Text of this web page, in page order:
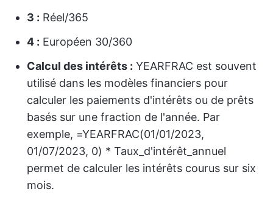
3 : Réel/365
4 : Européen 30/360
Calcul des intérêts : YEARFRAC est souvent
utilisé dans les modèles financiers pour
calculer les paiements d'intérêts ou de prêts
basés sur une fraction de l'année. Par
exemple, =YEARFRAC(01/01/2023,
01/07/2023, 0) * Taux_d'intérêt_annuel
permet de calculer les intérêts courus sur six
mois.